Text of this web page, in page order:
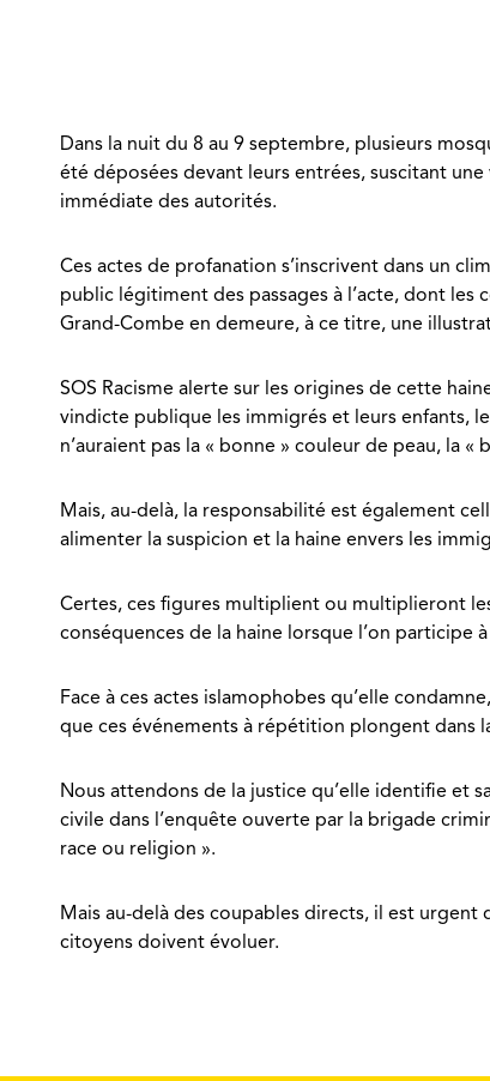
Dans la nuit du 8 au 9 septembre, plusieurs
été déposées devant leurs entrées, suscitant
immédiate des autorités.
Ces actes de profanation s’inscrivent dans un
public légitiment des passages à l’acte, dont les
Grand-Combe en demeure, à ce titre, une
SOS Racisme alerte sur les origines de cette
vindicte publique les immigrés et leurs enfants,
n’auraient pas la « bonne » couleur de peau, la
Mais, au-delà, la responsabilité est également
alimenter la suspicion et la haine envers les
Certes, ces figures multiplient ou multiplieront
conséquences de la haine lorsque l’on participe
Face à ces actes islamophobes qu’elle
que ces événements à répétition plongent dans
Nous attendons de la justice qu’elle identifie et
civile dans l’enquête ouverte par la brigade
race ou religion ».
Mais au-delà des coupables directs, il est
citoyens doivent évoluer.